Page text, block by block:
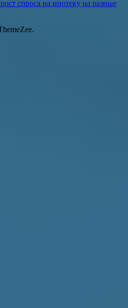
спроса на ипотеку на разные